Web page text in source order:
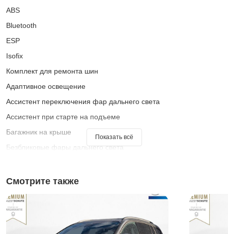
ABS
Bluetooth
ESP
Isofix
Комплект для ремонта шин
Адаптивное освещение
Ассистент переключения фар дальнего света
Ассистент при старте на подъеме
Багажник на крыше
Безбликовые фары дальнего света
Голосовое управление
Датчик освещенности
Иммобилайзер
Кожаный руль
Показать всё
Смотрите также